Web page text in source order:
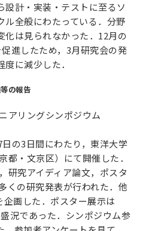
計・実装・テストに至るソ
ル全般にわたっている．分野
化は見られなかった．12月の
進したため，3月研究会の発
に減少した．
の報告
アリングシンポジウム
の3日間にわたり，東洋大学
都・文京区）にて開催した．
研究アイディア論文，ポスタ
くの研究発表が行われた．他
企画した．ポスター展示は
況であった．シンポジウム参